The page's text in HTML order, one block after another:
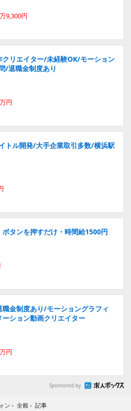
9,300円
クリエイター/未経験OK/モーション
/退職金制度あり
円
トル開発/大手企業取引多数/横浜駅
タンを押すだけ・時間給1500円
職金制度あり/モーショングラフィ
ション動画クリエイター
円
Sponsored by
ン › 全般 › 記事